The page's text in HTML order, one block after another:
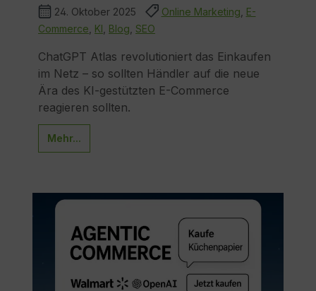
24. Oktober 2025 Online Marketing E-
Commerce KI Blog SEO
ChatGPT Atlas revolutioniert das Einkaufen
im Netz – so sollten Händler auf die neue
Ära des KI-gestützten E-Commerce
reagieren sollten.
Mehr...